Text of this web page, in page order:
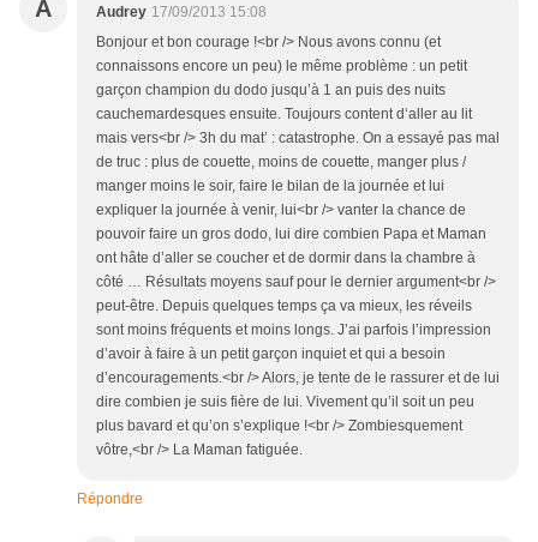
A Audrey 17/09/2013 15:08
Bonjour et bon courage !<br /> Nous avons connu (et
connaissons encore un peu) le même problème : un petit
garçon champion du dodo jusqu’à 1 an puis des nuits
cauchemardesques ensuite. Toujours content d‘aller au lit
mais vers<br /> 3h du mat’ : catastrophe. On a essayé pas mal
de truc : plus de couette, moins de couette, manger plus /
manger moins le soir, faire le bilan de la journée et lui
expliquer la journée à venir, lui<br /> vanter la chance de
pouvoir faire un gros dodo, lui dire combien Papa et Maman
ont hâte d’aller se coucher et de dormir dans la chambre à
côté … Résultats moyens sauf pour le dernier argument<br />
peut-être. Depuis quelques temps ça va mieux, les réveils
sont moins fréquents et moins longs. J’ai parfois l’impression
d’avoir à faire à un petit garçon inquiet et qui a besoin
d’encouragements.<br /> Alors, je tente de le rassurer et de lui
dire combien je suis fière de lui. Vivement qu’il soit un peu
plus bavard et qu’on s’explique !<br /> Zombiesquement
vôtre,<br /> La Maman fatiguée.
Répondre